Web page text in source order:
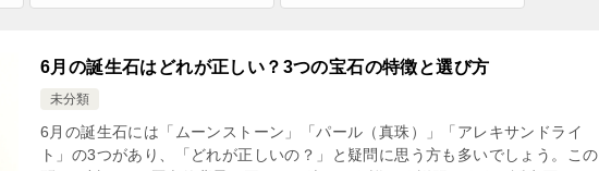
6月の誕生石はどれが正しい？3つの宝石の特徴と選び方
未分類
6月の誕生石には「ムーンストーン」「パール（真珠）」「アレキサンドライ
ト」の3つがあり、「どれが正しいの？」と疑問に思う方も多いでしょう。この